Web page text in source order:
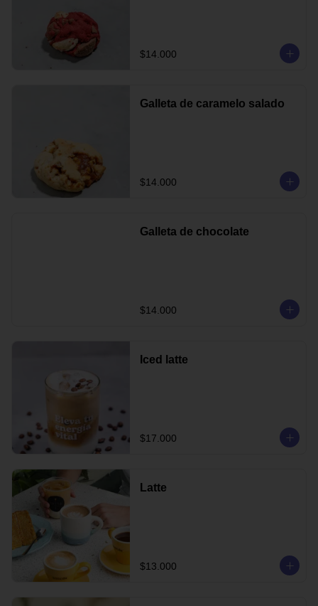
$14.000
Galleta de caramelo salado
$14.000
Galleta de chocolate
$14.000
Iced latte
$17.000
Latte
$13.000